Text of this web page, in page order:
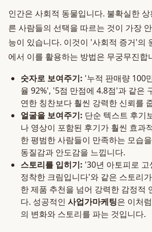
인간은 사회적 동물입니다. 불확실한
른 사람들의 선택을 따르는 것이 가장
능이 있습니다. 이것이 '사회적 증거'의
에서 이를 활용하는 방법은 무궁무진합
숫자로 보여주기: '누적 판매량 100
율 92%', '5점 만점에 4.8점'과 같은
연한 칭찬보다 훨씬 강력한 신뢰를
얼굴을 보여주기: 단순 텍스트 후기
나 영상이 포함된 후기가 훨씬 효과
한 평범한 사람들이 만족하는 모습
동질감과 안도감을 느낍니다.
스토리를 입히기: '30년 아토피로
정착한 크림입니다'와 같은 스토리
한 제품 추천을 넘어 강력한 감정적
다. 성공적인 사업가마케팅은 이처
의 변화와 스토리를 파는 것입니다.